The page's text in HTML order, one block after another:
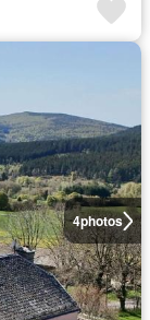
4photos